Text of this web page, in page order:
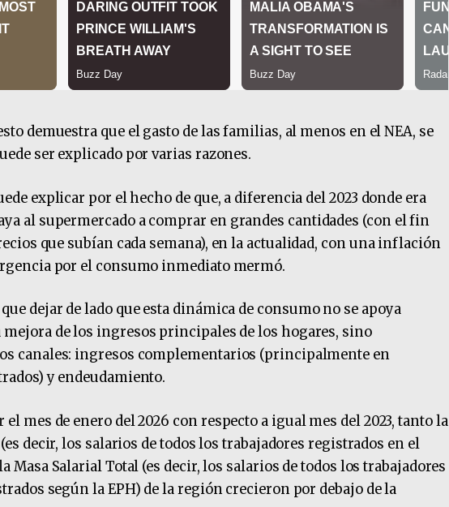
demuestra que el gasto de las familias, al menos en el NEA, se
ser explicado por varias razones.
explicar por el hecho de que, a diferencia del 2023 donde era
al supermercado a comprar en grandes cantidades (con el fin
que subían cada semana), en la actualidad, con una inflación
por el consumo inmediato mermó.
dejar de lado que esta dinámica de consumo no se apoya
de los ingresos principales de los hogares, sino
canales: ingresos complementarios (principalmente en
y endeudamiento.
el mes de enero del 2026 con respecto a igual mes del 2023, tanto la
decir, los salarios de todos los trabajadores registrados en el
Masa Salarial Total (es decir, los salarios de todos los trabajadores
según la EPH) de la región crecieron por debajo de la